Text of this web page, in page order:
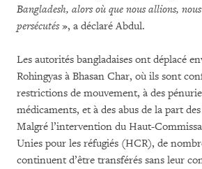
Bangladesh, alors où que nous allions,
persécutés», a déclaré Abdul.
Les autorités bangladaises ont déplacé
Rohingyas à Bhasan Char, où ils sont
restrictions de mouvement, à des
médicaments, et à des abus de la part
Malgré l’intervention du Haut-
Unies pour les réfugiés (HCR), de
continuent d’être transférés sans leur